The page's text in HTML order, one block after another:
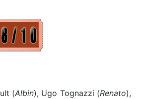
(Albin), Ugo Tognazzi (Renato),